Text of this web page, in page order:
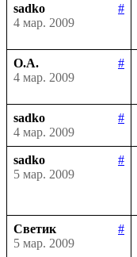
sadko
#
4 мар. 2009
О.А.
#
4 мар. 2009
sadko
#
4 мар. 2009
sadko
#
5 мар. 2009
Светик
#
5 мар. 2009